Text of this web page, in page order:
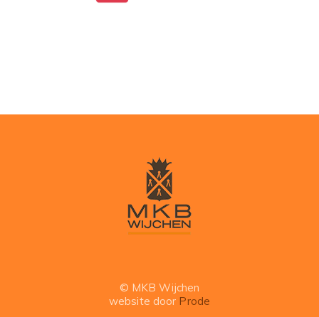
© MKB Wijchen
website door Prode